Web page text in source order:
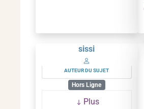
sissi
AUTEUR DU SUJET
Hors Ligne
Plus